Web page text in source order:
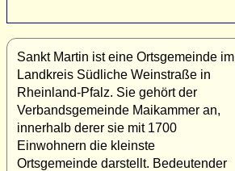
Sankt Martin ist eine Ortsgemeinde im
Landkreis Südliche Weinstraße in
Rheinland-Pfalz. Sie gehört der
Verbandsgemeinde Maikammer an,
innerhalb derer sie mit 1700
Einwohnern die kleinste
Ortsgemeinde darstellt. Bedeutender